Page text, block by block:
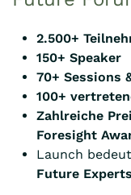
2.500+
150+ Speaker
70+ Sessions
100+
Zahlreiche
Foresight
Launch
Future